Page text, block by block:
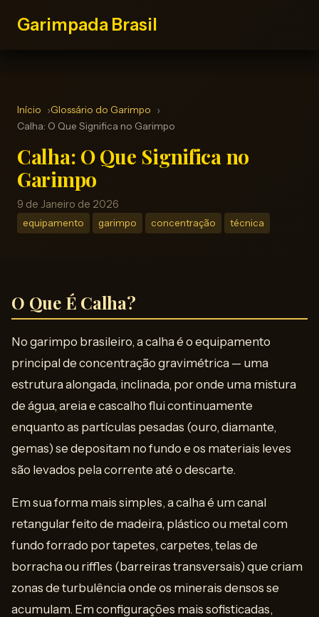
Garimpada Brasil
Início
Glossário do Garimpo
Calha: O Que Significa no Garimpo
Calha: O Que Significa no
Garimpo
9 de Janeiro de 2026
equipamento garimpo concentração técnica
O Que É Calha?
No garimpo brasileiro, a calha é o equipamento
principal de concentração gravimétrica — uma
estrutura alongada, inclinada, por onde uma mistura
de água, areia e cascalho flui continuamente
enquanto as partículas pesadas (ouro, diamante,
gemas) se depositam no fundo e os materiais leves
são levados pela corrente até o descarte.
Em sua forma mais simples, a calha é um canal
retangular feito de madeira, plástico ou metal com
fundo forrado por tapetes, carpetes, telas de
borracha ou riffles (barreiras transversais) que criam
zonas de turbulência onde os minerais densos se
acumulam. Em configurações mais sofisticadas,